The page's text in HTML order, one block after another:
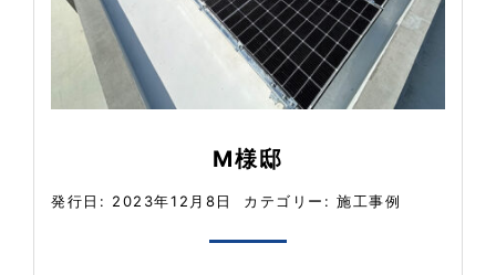
M様邸
発行日: 2023年12月8日 カテゴリー:施工事例